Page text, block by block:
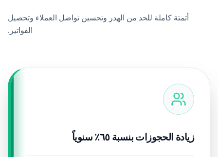
أتمتة كاملة للحد من الهدر وتحسين تواصل العملاء وتحصيل
الفواتير.
زيادة الحجوزات بنسبة ٦٥٪ سنوياً